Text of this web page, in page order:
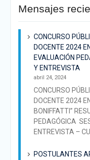
Mensajes
CONCURSO
DOCENTE 2024
EVALUACIÓN
Y ENTREVISTA
abril 24, 2024
CONCURSO
DOCENTE 2024
BONIFFATTI”
PEDAGÓGICA
ENTREVISTA –
POSTULANTES